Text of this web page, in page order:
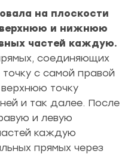
на плоскости
верхнюю и нижнюю
частей каждую.
соединяющих
с самой правой
точку
и так далее. После
и левую
каждую
прямых через